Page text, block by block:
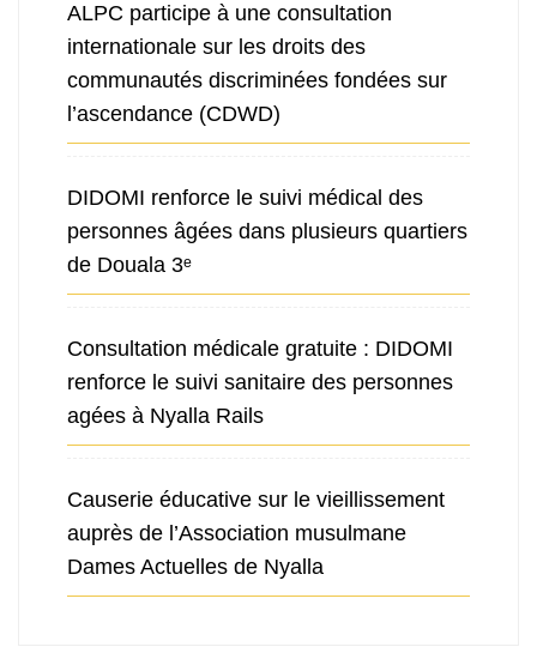
ALPC participe à une consultation
internationale sur les droits des
communautés discriminées fondées sur
l’ascendance (CDWD)
DIDOMI renforce le suivi médical des
personnes âgées dans plusieurs quartiers
de Douala 3ᵉ
Consultation médicale gratuite : DIDOMI
renforce le suivi sanitaire des personnes
agées à Nyalla Rails
Causerie éducative sur le vieillissement
auprès de l’Association musulmane
Dames Actuelles de Nyalla